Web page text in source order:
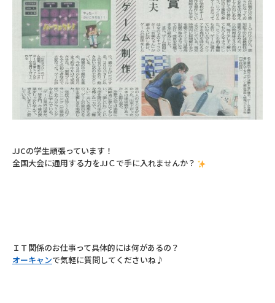
JJCの学生頑張っています！
全国大会に通用する力をJJＣで手に入れませんか？
ＩＴ関係のお仕事って具体的には何があるの？
オーキャンで気軽に質問してくださいね♪